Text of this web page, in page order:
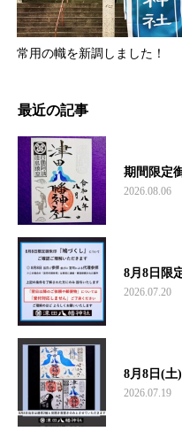
常用の幟を新調しました！
最近の記事
期間限定
2026.08.06
8月8日限
2026.07.20
8月8日(土
2026.07.19